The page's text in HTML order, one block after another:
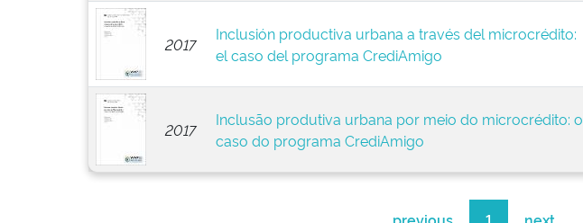
2017
Inclusión productiva urbana a través del microcrédito:
el caso del programa CrediAmigo
2017
Inclusão produtiva urbana por meio do microcrédito: o
caso do programa CrediAmigo